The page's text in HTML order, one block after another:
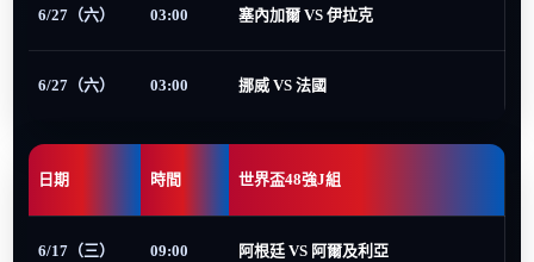
6/27（六） 03:00 塞內加爾 VS 伊拉克
6/27（六） 03:00 挪威 VS 法國
日期 時間 世界盃48強J組
6/17（三） 09:00 阿根廷 VS 阿爾及利亞